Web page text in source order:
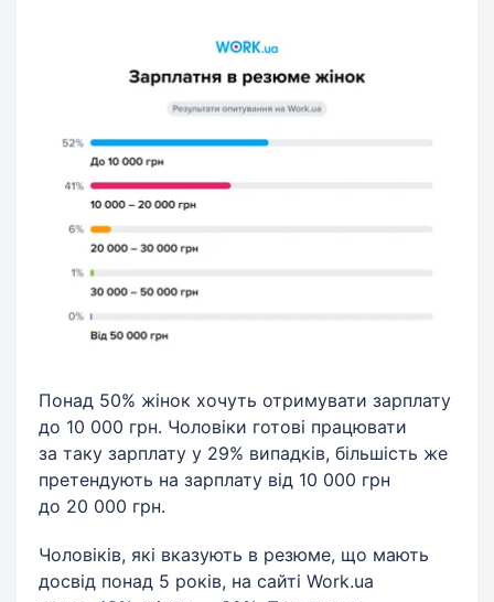
Понад 50% жінок хочуть отримувати зарплату
до 10 000 грн. Чоловіки готові працювати
за таку зарплату у 29% випадків, більшість же
претендують на зарплату від 10 000 грн
до 20 000 грн.
Чоловіків, які вказують в резюме, що мають
досвід понад 5 років, на сайті Work.ua